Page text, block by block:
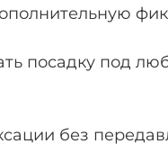
посадку под
без